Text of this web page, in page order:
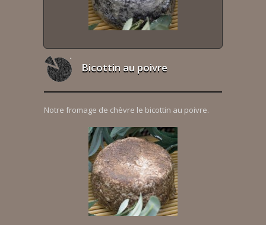
Bicottin au poivre
Notre fromage de chèvre le bicottin au poivre.